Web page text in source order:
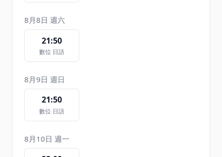
8月8日 週六
21:50
數位 日語
8月9日 週日
21:50
數位 日語
8月10日 週一